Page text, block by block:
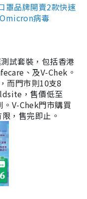
罩品牌開賣2款快速
病毒
試套裝，包括香港
、及V-Chek。
而門市則10支8
，售價低至
V-Chek門市購買
，售完即止。